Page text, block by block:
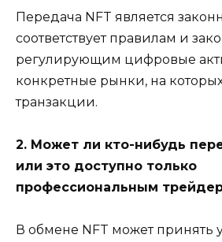
Передача NFT является
соответствует правилам и
регулирующим цифровые
конкретные рынки, на
транзакции.
2. Может ли кто-нибудь
или это доступно только
профессиональным
В обмене NFT может принять